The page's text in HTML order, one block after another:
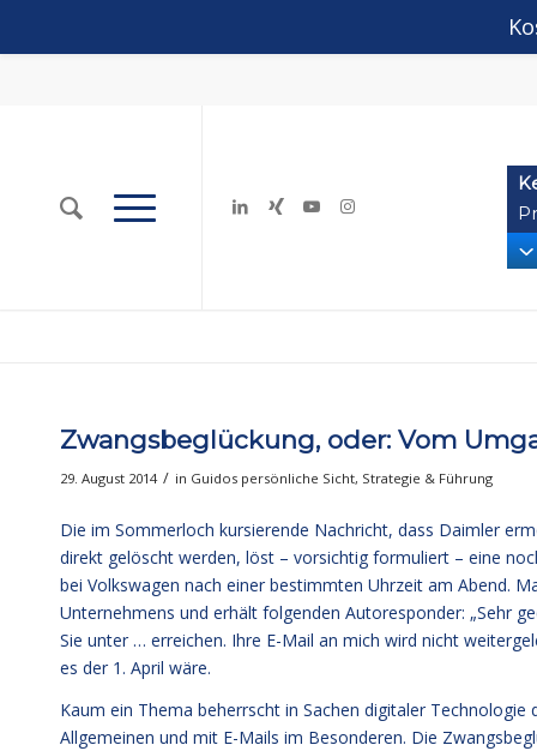
Zwangsbeglückung, oder: Vom
29. August 2014 / in Guidos persönliche Sicht, Strategie & Führung
Die im Sommerloch kursierende Nachricht, dass Daimler
direkt gelöscht werden, löst – vorsichtig formuliert – eine
bei Volkswagen nach einer bestimmten Uhrzeit am Abend.
Unternehmens und erhält folgenden Autoresponder: „Sehr
Sie unter … erreichen. Ihre E-Mail an mich wird nicht
es der 1. April wäre.
Kaum ein Thema beherrscht in Sachen digitaler
Allgemeinen und mit E-Mails im Besonderen. Die